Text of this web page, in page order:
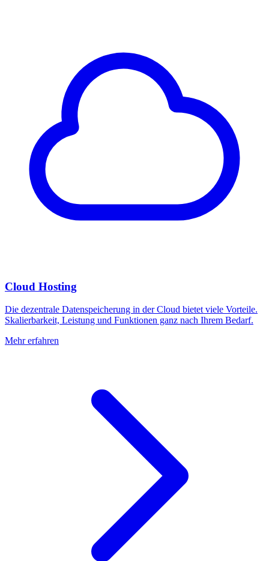
Cloud Hosting
Die dezentrale Datenspeicherung in der Cloud bietet viele Vorteile.
Skalierbarkeit, Leistung und Funktionen ganz nach Ihrem Bedarf.
Mehr erfahren